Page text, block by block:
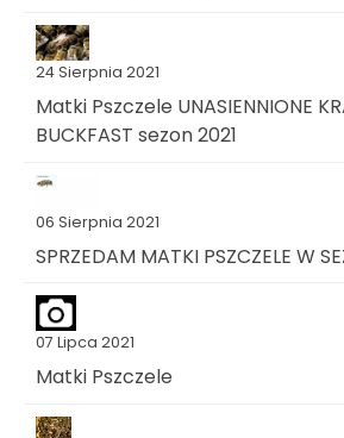
24 Sierpnia 2021
Matki Pszczele UNASIENNIONE
BUCKFAST sezon 2021
06 Sierpnia 2021
SPRZEDAM MATKI PSZCZELE W
07 Lipca 2021
Matki Pszczele